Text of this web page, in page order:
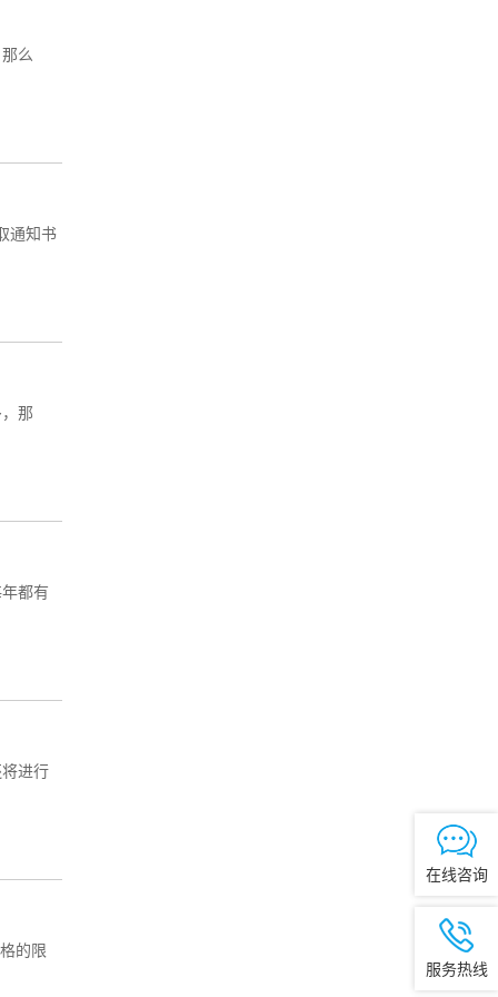
么
通知书
那
都有
进行
的限
在线咨询
服务热线